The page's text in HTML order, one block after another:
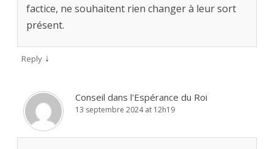
factice, ne souhaitent rien changer à leur sort
présent.
Reply ↓
Conseil dans l'Espérance du Roi
13 septembre 2024 at 12h19